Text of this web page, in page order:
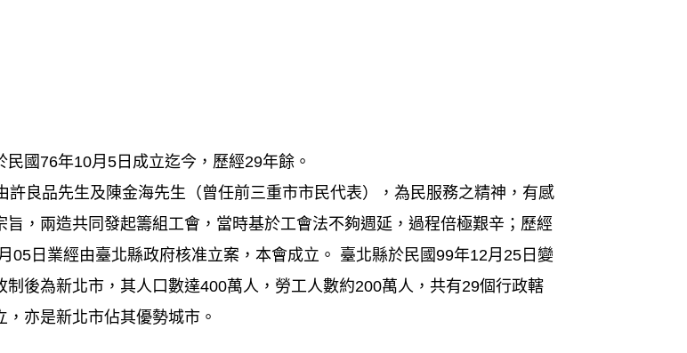
國76年10月5日成立迄今，歷經29年餘。
許良品先生及陳金海先生（曾任前三重市市民代表），為民服務之精神，有感
旨，兩造共同發起籌組工會，當時基於工會法不夠週延，過程倍極艱辛；歷經
05日業經由臺北縣政府核准立案，本會成立。 臺北縣於民國99年12月25日變
制後為新北市，其人口數達400萬人，勞工人數約200萬人，共有29個行政轄
亦是新北市佔其優勢城市。